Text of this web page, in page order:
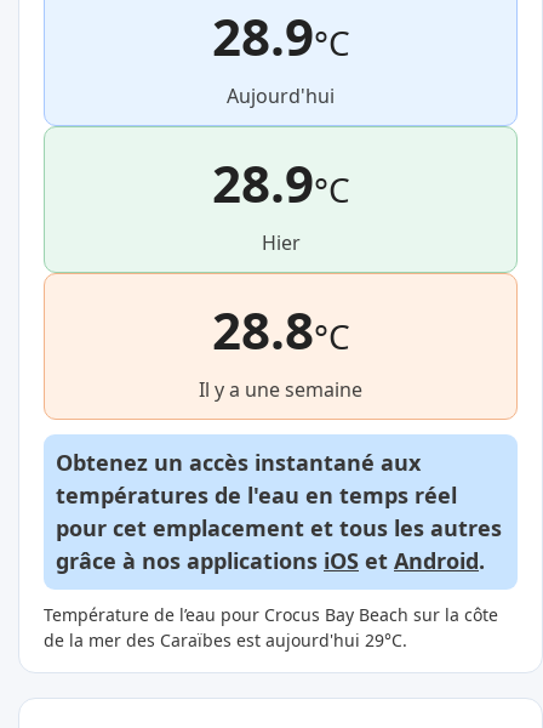
28.9°C
Aujourd'hui
28.9°C
Hier
28.8°C
Il y a une semaine
Obtenez un accès instantané aux
températures de l'eau en temps réel
pour cet emplacement et tous les autres
grâce à nos applications iOS et Android.
Température de l’eau pour Crocus Bay Beach sur la côte
de la mer des Caraïbes est aujourd'hui 29°C.